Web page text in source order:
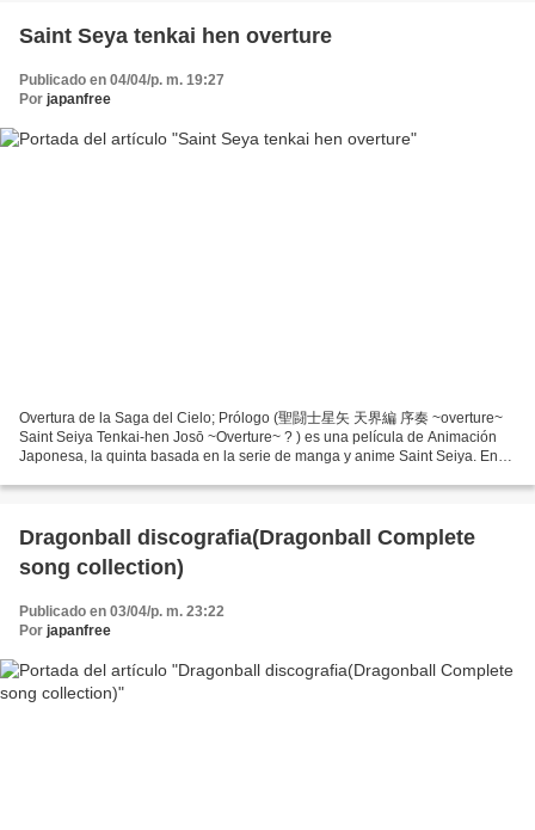
Saint Seya tenkai hen overture
Publicado en 04/04/p. m. 19:27
Por japanfree
Overtura de la Saga del Cielo; Prólogo (聖闘士星矢 天界編 序奏 ~overture~
Saint Seiya Tenkai-hen Josō ~Overture~ ? ) es una película de Animación
Japonesa, la quinta basada en la serie de manga y anime Saint Seiya. En
Dragonball discografia(Dragonball Complete
song collection)
Publicado en 03/04/p. m. 23:22
Por japanfree